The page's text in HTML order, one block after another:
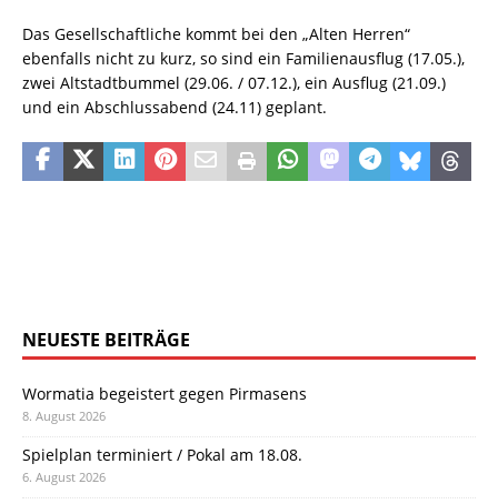
Das Gesellschaftliche kommt bei den „Alten Herren“
ebenfalls nicht zu kurz, so sind ein Familienausflug (17.05.),
zwei Altstadtbummel (29.06. / 07.12.), ein Ausflug (21.09.)
und ein Abschlussabend (24.11) geplant.
NEUESTE BEITRÄGE
Wormatia begeistert gegen Pirmasens
8. August 2026
Spielplan terminiert / Pokal am 18.08.
6. August 2026